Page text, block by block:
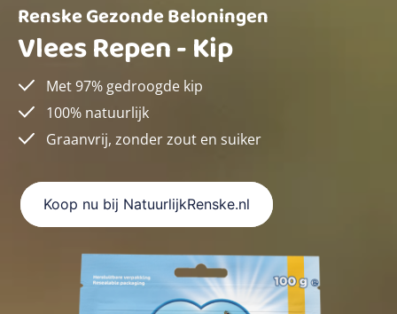
Renske Gezonde Beloningen
Vlees Repen - Kip
Met 97% gedroogde kip
100% natuurlijk
Graanvrij, zonder zout en suiker
Koop nu bij NatuurlijkRenske.nl